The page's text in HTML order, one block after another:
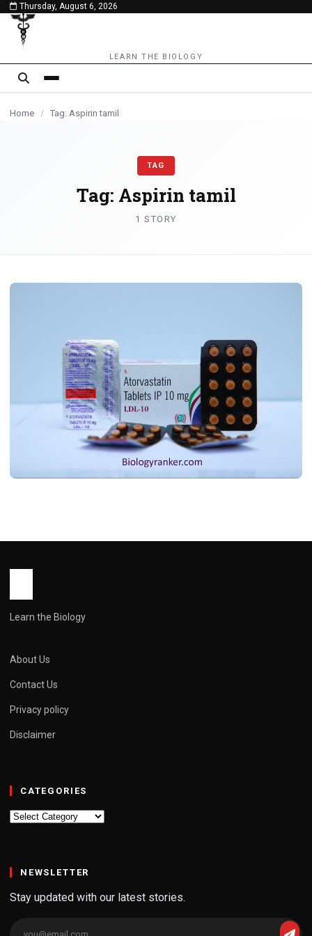
content
Thursday, August 6, 2026
LEARN THE BIOLOGY
Home / Tag: Aspirin tamil
TAG
Tag: Aspirin tamil
1 STORY
John Root
Learn the Biology
About Us
Contact Us
Privacy policy
Disclaimer
CATEGORIES
Categories
NEWSLETTER
Stay updated with our latest stories.